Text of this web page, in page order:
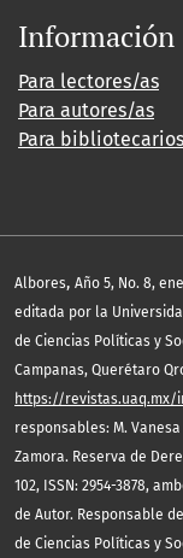
Información
Para lectores/as
Para autores/as
Para
Albores, Año 5, No. 8,
editada por la
de Ciencias Políticas y
Campanas, Querétaro
https://revistas.uaq.mx/
responsables: M.
Zamora. Reserva de
102, ISSN: 2954-3878,
de Autor. Responsable
de Ciencias Políticas y